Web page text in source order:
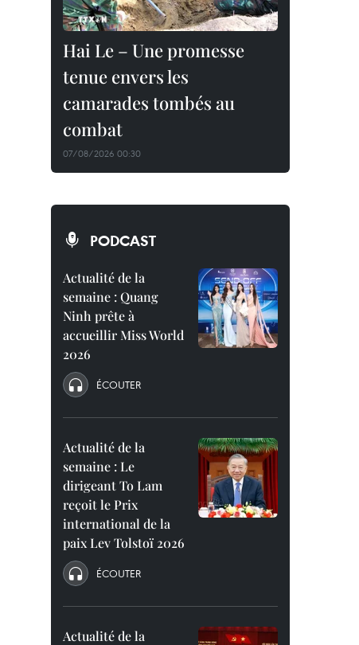
Hai Le – Une promesse
tenue envers les
camarades tombés au
combat
07/08/2026 00:30
PODCAST
Actualité de la
semaine : Quang
Ninh prête à
accueillir Miss World
2026
ÉCOUTER
Actualité de la
semaine : Le
dirigeant To Lam
reçoit le Prix
international de la
paix Lev Tolstoï 2026
ÉCOUTER
Actualité de la